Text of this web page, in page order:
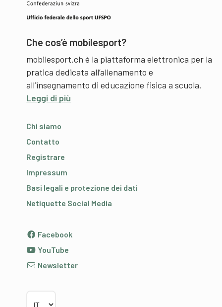
Che cos’è mobilesport?
mobilesport.ch è la piattaforma elettronica per la
pratica dedicata all’allenamento e
all’insegnamento di educazione fisica a scuola.
Leggi di più
Chi siamo
Contatto
Registrare
Impressum
Basi legali e protezione dei dati
Netiquette Social Media
Facebook
YouTube
Newsletter